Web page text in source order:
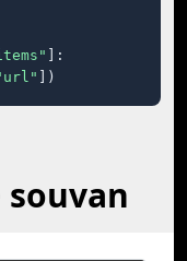
]:
])
souvan